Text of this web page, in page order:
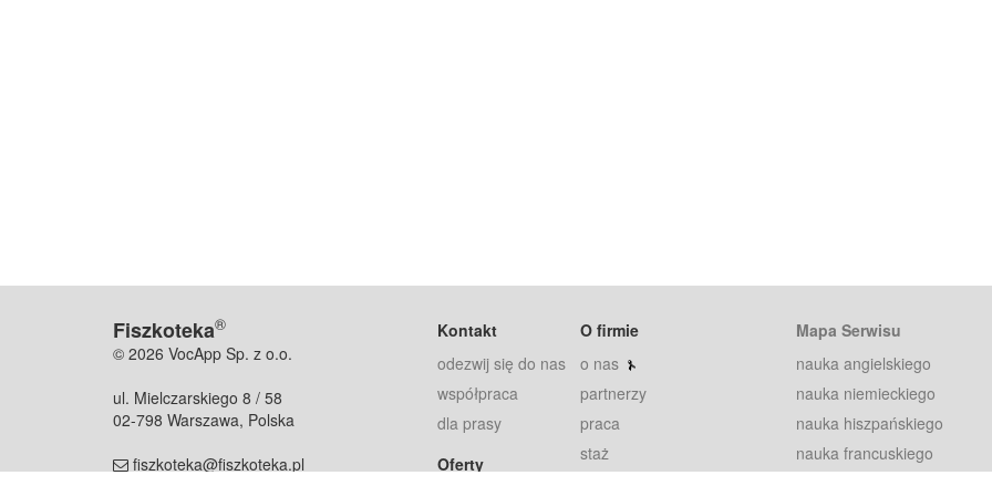
Fiszkoteka®
© 2026 VocApp Sp. z o.o.
ul. Mielczarskiego 8 / 58
02-798 Warszawa, Polska
fiszkoteka@fiszkoteka.pl
Kontakt
odezwij się do nas
współpraca
dla prasy
Oferty
O firmie
o nas
partnerzy
praca
staż
Mapa Serwisu
nauka angielskiego
nauka niemieckiego
nauka hiszpańskiego
nauka francuskiego